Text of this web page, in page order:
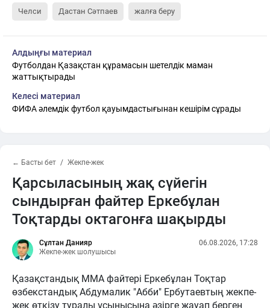
Челси Дастан Сәтпаев жалға беру
Алдыңғы материал
Футболдан Қазақстан құрамасын шетелдік маман
жаттықтырады
Келесі материал
ФИФА әлемдік футбол қауымдастығынан кешірім сұрады
← Басты бет Жекпе-жек
Қарсыласының жақ сүйегін
сындырған файтер Еркебұлан
Тоқтарды октагонға шақырды
Сұлтан Данияр
Жекпе-жек шолушысы
06.08.2026, 17:28
Қазақстандық ММА файтері Еркебұлан Тоқтар
өзбекстандық Абдумалик "Абби" Ербутаевтың жекпе-
жек өткізу туралы ұсынысына әзірге жауап берген